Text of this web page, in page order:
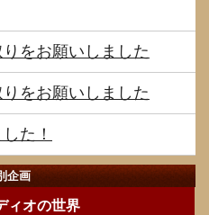
をお願いしました
をお願いしました
た！
企画
ィオの世界